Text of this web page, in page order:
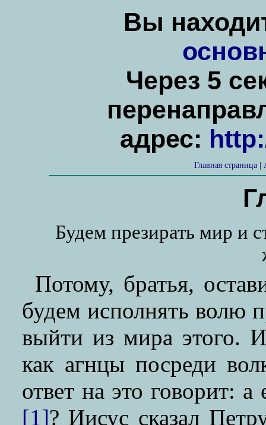
Вы
Через 5
адрес:
Главная страница|
Будем презирать мир и
Потому, братья,
будем исполнять волю
выйти из мира этого.
как агнцы посреди
ответ на это говорит: а
[1]? Иисус сказал